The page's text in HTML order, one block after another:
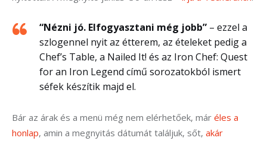
“Nézni jó. Elfogyasztani még jobb”– ezzel a
szlogennel nyit az étterem, az ételeket pedig a
Chef’s Table, a Nailed It! és az Iron Chef: Quest
for an Iron Legend című sorozatokból ismert
séfek készítik majd el.
Bár az árak és a menü még nem elérhetőek, már éles a
honlap, amin a megnyitás dátumát találjuk, sőt, akár